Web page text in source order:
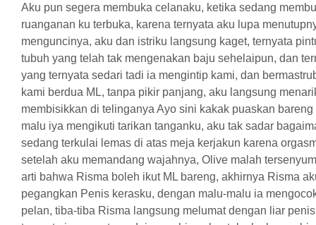
Aku pun segera membuka celanaku, ketika sedang
ruanganan ku terbuka, karena ternyata aku lupa
menguncinya, aku dan istriku langsung kaget, ternyata
tubuh yang telah tak mengenakan baju sehelaipun, dan
yang ternyata sedari tadi ia mengintip kami, dan
kami berdua ML, tanpa pikir panjang, aku langsung
membisikkan di telinganya Ayo sini kakak puaskan
malu iya mengikuti tarikan tanganku, aku tak sadar
sedang terkulai lemas di atas meja kerjakun karena
setelah aku memandang wajahnya, Olive malah
arti bahwa Risma boleh ikut ML bareng, akhirnya Risma
pegangkan Penis kerasku, dengan malu-malu ia
pelan, tiba-tiba Risma langsung melumat dengan liar